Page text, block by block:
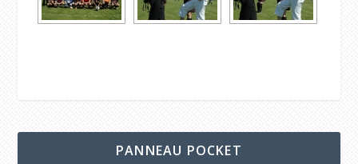
PANNEAU POCKET